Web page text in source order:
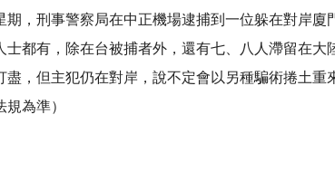
，刑事警察局在中正機場逮捕到一位躲在對岸
都有，除在台被捕者外，還有七、八人滯留在大
，但主犯仍在對岸，說不定會以另種騙術捲土重
為準）